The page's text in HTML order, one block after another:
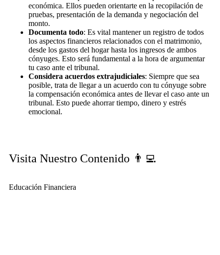
económica. Ellos pueden orientarte en la recopilación de
pruebas, presentación de la demanda y negociación del
monto.
Documenta todo: Es vital mantener un registro de todos
los aspectos financieros relacionados con el matrimonio,
desde los gastos del hogar hasta los ingresos de ambos
cónyuges. Esto será fundamental a la hora de argumentar
tu caso ante el tribunal.
Considera acuerdos extrajudiciales: Siempre que sea
posible, trata de llegar a un acuerdo con tu cónyuge sobre
la compensación económica antes de llevar el caso ante un
tribunal. Esto puede ahorrar tiempo, dinero y estrés
emocional.
Visita Nuestro Contenido 👨‍💻
Educación Financiera